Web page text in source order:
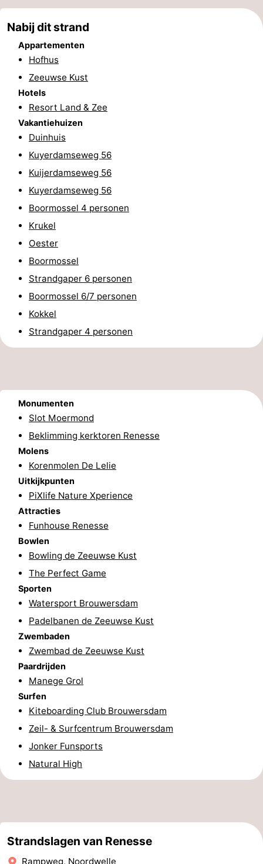
Kerken
-
Uitkijkpunten
Attracties
Rondvaarten
Speeltuinen
Binnenspeeltuinen
Bowlen
Minigolfbanen
Wellness
centra
Dorpen
Steden
Natuur
Rondleidingen
Sporten
Fietsen
Wandelen
Paardrijden
Golfbanen
Surfen
Duiken
Eten
drinken
Zeehonden
Evenementen
Praktisch
Jongeren
Route
Parkeren
Reisboekenwinkel
Nieuws
Zuid-
Nabij dit strand
Appartementen
Hofhus
Zeeuwse Kust
Hotels
Resort Land & Zee
Vakantiehuizen
Duinhuis
Kuyerdamseweg 56
Kuijerdamseweg 56
Kuyerdamseweg 56
Boormossel 4 personen
Krukel
Oester
Boormossel
Strandgaper 6 personen
Boormossel 6/7 personen
Kokkel
Strandgaper 4 personen
Monumenten
Slot Moermond
Beklimming kerktoren Renesse
Molens
Korenmolen De Lelie
Uitkijkpunten
PiXlife Nature Xperience
Attracties
Funhouse Renesse
Bowlen
Bowling de Zeeuwse Kust
The Perfect Game
Sporten
Watersport Brouwersdam
Padelbanen de Zeeuwse Kust
Zwembaden
Zwembad de Zeeuwse Kust
Paardrijden
Manege Grol
Surfen
Kiteboarding Club Brouwersdam
Zeil- & Surfcentrum Brouwersdam
Jonker Funsports
Natural High
Strandslagen van Renesse
Rampweg, Noordwelle